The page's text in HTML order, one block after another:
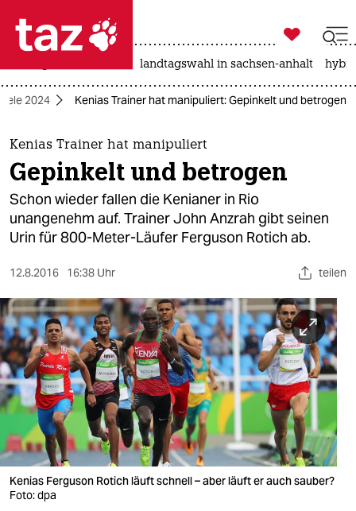
 taz zahl ich
taz zahl ich
themen
politik
öko
sport
berlin
nord
wahrheit
verlag
verlag

taz zahl ich
landtagswahl in sachsen-anhalt
2024 Kenias Trainer hat manipuliert: Gepinkelt und betrogen
Kenias Trainer hat manipuliert
Gepinkelt und betrogen
Schon wieder fallen die Kenianer in Rio
unangenehm auf. Trainer John Anzrah gibt seinen
Urin für 800-Meter-Läufer Ferguson Rotich ab.
12.8.2016 16:38 Uhr teilen
Kenias Ferguson Rotich läuft schnell – aber läuft er auch sauber?
Foto: dpa